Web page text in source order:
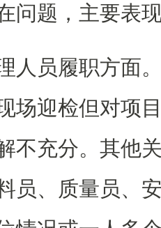
问题，主要表
人员履职方面
场迎检但对项
不充分。其他
员、质量员、